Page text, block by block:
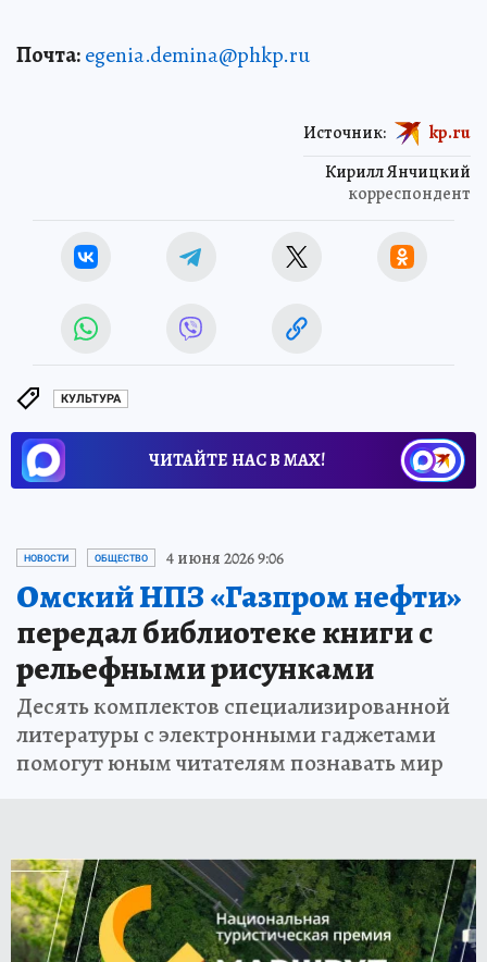
Почта:egenia.demina@phkp.ru
Кирилл Янчицкий
корреспондент
Источник: kp.ru
КУЛЬТУРА
ЧИТАЙТЕ НАС В МАХ!
НОВОСТИ ОБЩЕСТВО 4 июня 2026 9:06
Омский НПЗ «Газпром нефти»
передал библиотеке книги с
рельефными рисунками
Десять комплектов специализированной
литературы с электронными гаджетами
помогут юным читателям познавать мир